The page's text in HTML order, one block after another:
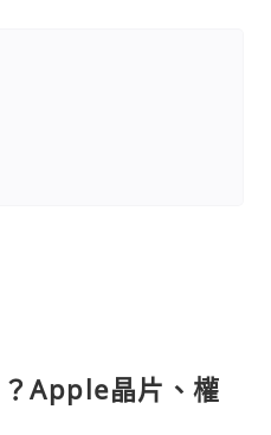
Apple晶片、權